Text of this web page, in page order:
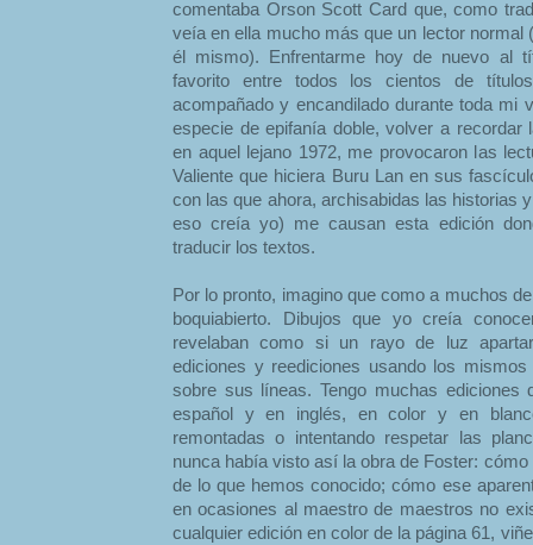
comentaba Orson Scott Card que, como
veía en ella mucho más que un lector normal
él mismo). Enfrentarme hoy de nuevo al
favorito entre todos los cientos de
acompañado y encandilado durante toda mi
especie de epifanía doble, volver a recordar
en aquel lejano 1972, me provocaron las
Valiente que hiciera Buru Lan en sus
con las que ahora, archisabidas las historias
eso creía yo) me causan esta edición
traducir los textos.
Por lo pronto, imagino que como a muchos
boquiabierto. Dibujos que yo creía
revelaban como si un rayo de luz
ediciones y reediciones usando los
sobre sus líneas. Tengo muchas ediciones
español y en inglés, en color y en
remontadas o intentando respetar las
nunca había visto así la obra de Foster:
de lo que hemos conocido; cómo ese
en ocasiones al maestro de maestros no
cualquier edición en color de la página 61,